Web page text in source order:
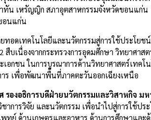
น เหรัญญิก สภาอุตสาหกรรมจังหวัดขอนแก่
อนแก่น
ทอดเทคโนโลยีและนวัตกรรมสู่การใช้ประโย
สืบเนื่องจากกระทรวงการอุดมศึกษา วิทยาศา
อกชน ในการบูรณาการด้านวิทยาศาสตร์เท
าร เพื่อพัฒนาพื้นที่ภาคตะวันออกเฉียงเหนือ
รองอธิการบดีฝ่ายนวัตกรรมและวิสาหกิจ ม
การวิจัย และนวัตกรรม เพื่อนำไปสู่การใช้ป
ทย์ ด้านเกษตรและอาหาร ด้านการศึกษาแล